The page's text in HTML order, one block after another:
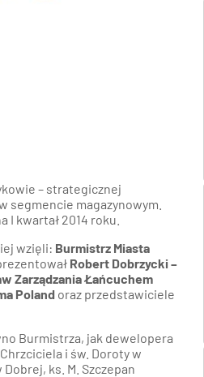
– strategicznej
segmencie magazynowym.
I kwartał 2014 roku.
wzięli: Burmistrz Miasta
Robert Dobrzycki –
Zarządzania Łańcuchem
Poland oraz przedstawiciele
Burmistrza, jak dewelopera
i św. Doroty w
ks. M. Szczepan